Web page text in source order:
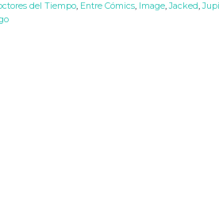
del Tiempo, Entre Cómics, Image,Jacked,